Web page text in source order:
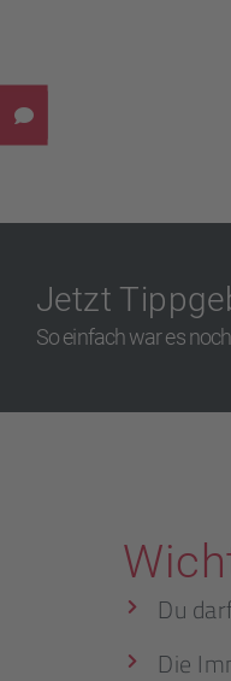
Jetzt
So einfach war es
Du
Die